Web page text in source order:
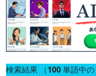
検索結果 （100単語中の